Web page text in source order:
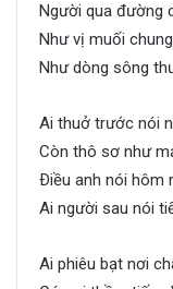
Người qua đường
Như vị muối
Như dòng sông
Ai thuở trước nói
Còn thô sơ như
Ðiều anh nói hôm
Ai người sau nói
Ai phiêu bạt nơi